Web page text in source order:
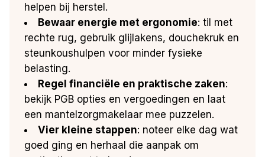
helpen bij herstel.
Bewaar energie met ergonomie: til met
rechte rug, gebruik glijlakens, douchekruk en
steunkoushulpen voor minder fysieke
belasting.
Regel financiële en praktische zaken:
bekijk PGB opties en vergoedingen en laat
een mantelzorgmakelaar mee puzzelen.
Vier kleine stappen: noteer elke dag wat
goed ging en herhaal die aanpak om